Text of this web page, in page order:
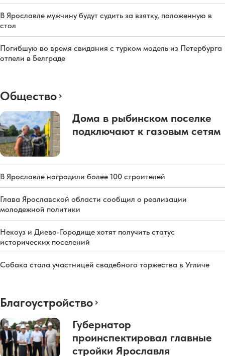
В Ярославле мужчину будут судить за взятку, положенную в
стол
Погибшую во время свидания с турком модель из Петербурга
отпели в Белграде
Общество
Дома в рыбинском поселке
подключают к газовым сетям
В Ярославле наградили более 100 строителей
Глава Ярославской области сообщил о реализации
молодежной политики
Некоуз и Диево-Городище хотят получить статус
исторических поселений
Собака стала участницей свадебного торжества в Угличе
Благоустройство
Губернатор
проинспектировал главные
стройки Ярославля